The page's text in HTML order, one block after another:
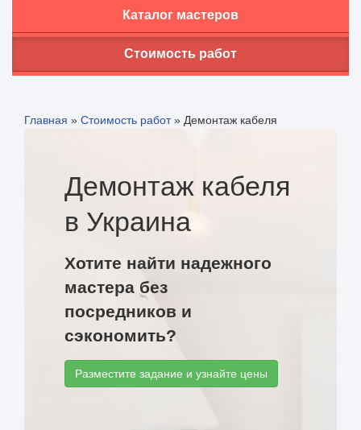
Каталог мастеров
Стоимость работ
Главная » Стоимость работ» Демонтаж кабеля
Демонтаж кабеля
в Украина
Хотите найти надежного
мастера без
посредников и
сэкономить?
Разместите задание и узнайте цены